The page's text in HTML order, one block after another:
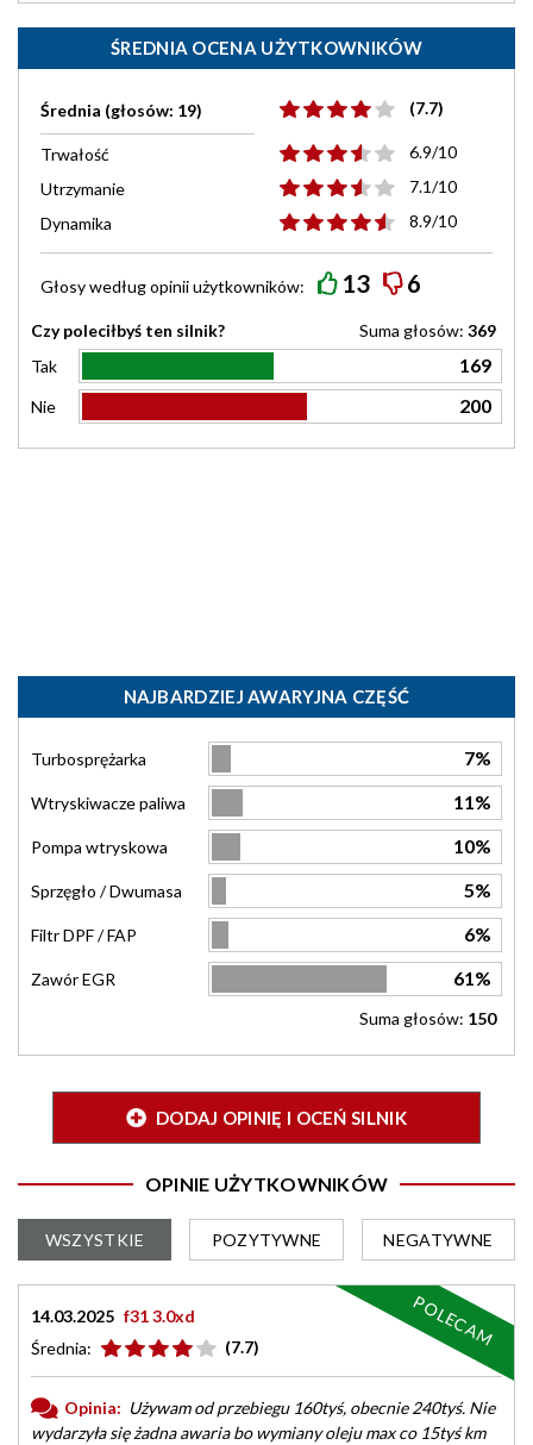
ŚREDNIA OCENA UŻYTKOWNIKÓW
Średnia (głosów: 19) (7.7)
Trwałość
6.9/10
Utrzymanie
7.1/10
Dynamika
8.9/10
Głosy wedługopiniiużytkowników: 13 6
Czy poleciłbyś ten silnik? Suma głosów: 369
Tak
169
Nie 200
NAJBARDZIEJ AWARYJNA CZĘŚĆ
Turbosprężarka 7%
Wtryskiwacze paliwa 11%
Pompa wtryskowa 10%
Sprzęgło / Dwumasa 5%
Filtr DPF / FAP 6%
Zawór EGR 61%
Suma głosów: 150
DODAJ OPINIĘ I OCEŃ SILNIK
OPINIE UŻYTKOWNIKÓW
WSZYSTKIE POZYTYWNE NEGATYWNE
14.03.2025 f31 3.0xd
Średnia:
(7.7)
Opinia: Używam od przebiegu 160tyś, obecnie 240tyś. Nie
wydarzyła się żadna awaria bo wymiany oleju max co 15tyś km
POLECAM